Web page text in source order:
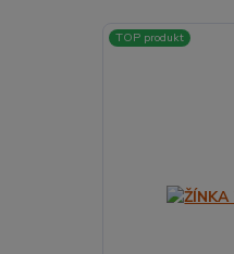
TOP produkt